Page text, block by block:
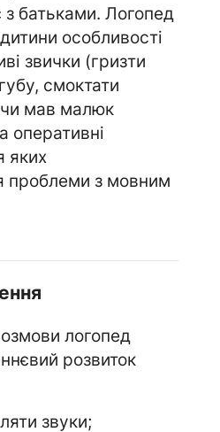
з батьками. Логопед
особливості
звички (гризти
смоктати
чи мав малюк
оперативні
яких
проблеми з мовним
логопед
розвиток
звуки;